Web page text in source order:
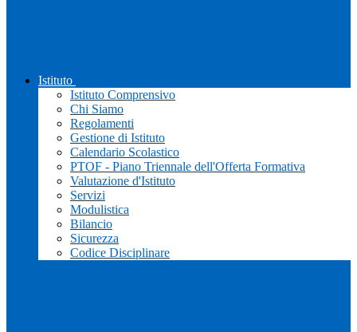
Istituto
Istituto Comprensivo
Chi Siamo
Regolamenti
Gestione di Istituto
Calendario Scolastico
PTOF - Piano Triennale dell'Offerta Formativa
Valutazione d'Istituto
Servizi
Modulistica
Bilancio
Sicurezza
Codice Disciplinare